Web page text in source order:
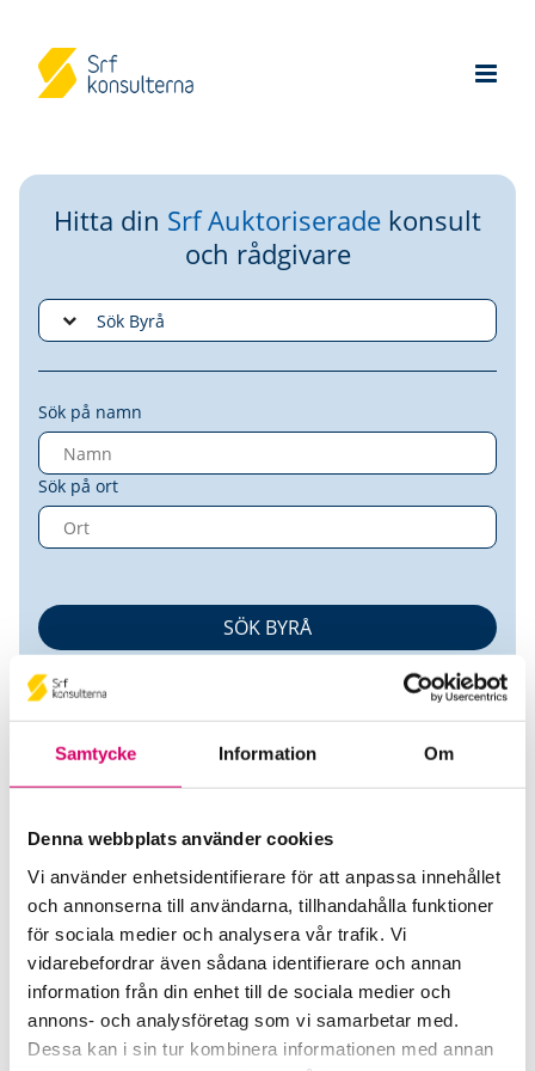
Samtycke Information Om
Denna webbplats använder cookies
Vi använder enhetsidentifierare för att anpassa innehållet
och annonserna till användarna, tillhandahålla funktioner
för sociala medier och analysera vår trafik. Vi
vidarebefordrar även sådana identifierare och annan
information från din enhet till de sociala medier och
annons- och analysföretag som vi samarbetar med.
Dessa kan i sin tur kombinera informationen med annan
Hitta din Srf Auktoriserade konsult
och rådgivare
Sök på namn
Sök på ort
evolvit Solutions AB
Srf Auktoriserade konsulter
Dejan Markulj
Auktoriserad Redovisningskonsult
Skicka e-post
020-55 55 55